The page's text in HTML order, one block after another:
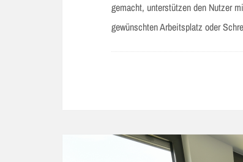
gemacht, unterstützen den Nutzer
gewünschten Arbeitsplatz oder